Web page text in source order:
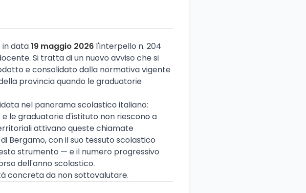
data19 maggio 2026 l'interpello n. 204
Si tratta di un nuovo avviso che si
e consolidato dalla normativa vigente
provincia quando le graduatorie
nel panorama scolastico italiano:
le graduatorie d'istituto non riescono a
attivano queste chiamate
Bergamo, con il suo tessuto scolastico
strumento — e il numero progressivo
dell'anno scolastico.
concreta da non sottovalutare.